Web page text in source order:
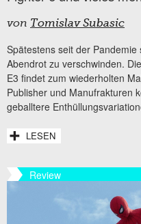
von Tomislav Subasic
Spätestens seit der
Abendrot zu verschwinden.
E3 findet zum wiederholten
Publisher und Manufrakturen
geballtere
LESEN
Review